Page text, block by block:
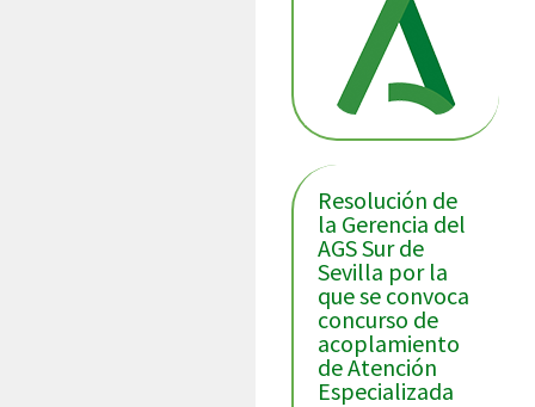
Resolución de
la Gerencia del
AGS Sur de
Sevilla por la
que se convoca
concurso de
acoplamiento
de Atención
Especializada